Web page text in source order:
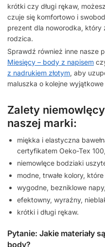
krótki czy długi rękaw,
czuje się komfortowo i
prezent dla noworodka,
rodzica.
Sprawdź również inne nasze
Miesięcy – body z napisem
z nadrukiem złotym, aby
maluszka o kolejne
Zalety
naszej marki:
miękka i elastyczna
certyfikatem Oeko-Tex 100,
niemowlęce bodziaki
modne, trwałe kolory,
wygodne, bezniklowe napy,
efektowny, wyraźny,
krótki i długi rękaw.
Pytanie: Jakie materiały
body?